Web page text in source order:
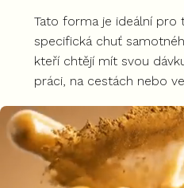
Tato forma je ideální pro
specifická chuť
kteří chtějí mít svou
práci, na cestách nebo